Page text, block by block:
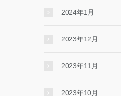
2024年1月
2023年12月
2023年11月
2023年10月